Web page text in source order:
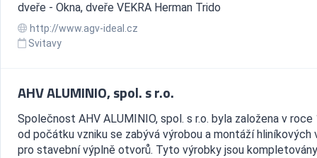
dveře - Okna, dveře VEKRA Herman Trido
http://www.agv-ideal.cz
Svitavy
AHV ALUMINIO, spol. s r.o.
Společnost AHV ALUMINIO, spol. s r.o. byla založena v roce
od počátku vzniku se zabývá výrobou a montáží hliníkových
pro stavební výplně otvorů. Tyto výrobky jsou